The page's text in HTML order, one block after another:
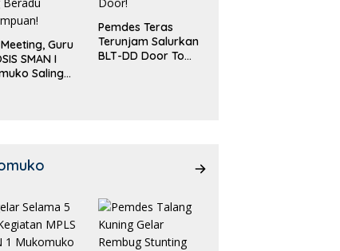
Guru
SMAN I
Saling
Pemdes Teras
Terunjam Salurkan
BLT-DD Door To